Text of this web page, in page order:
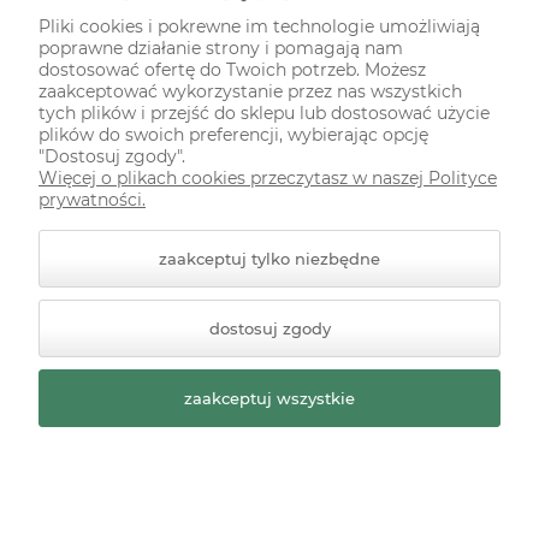
ODWIEDŹ NAS NA
Styl graficzny ShopGadget.pl
Sklep internetowy Shoper
Premium
Pliki cookies i pokrewne im technologie umożliwiają
poprawne działanie strony i pomagają nam
dostosować ofertę do Twoich potrzeb. Możesz
zaakceptować wykorzystanie przez nas wszystkich
tych plików i przejść do sklepu lub dostosować użycie
plików do swoich preferencji, wybierając opcję
"Dostosuj zgody".
Więcej o plikach cookies przeczytasz w naszej Polityce
prywatności.
zaakceptuj tylko niezbędne
dostosuj zgody
zaakceptuj wszystkie